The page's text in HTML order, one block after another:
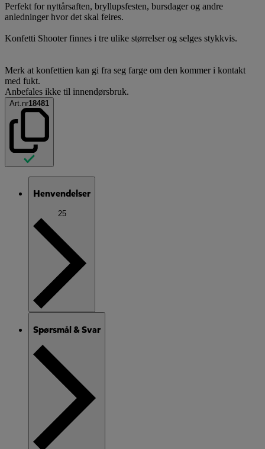
Perfekt for nyttårsaften, bryllupsfesten, bursdager og andre
anledninger hvor det skal feires.
Konfetti Shooter finnes i tre ulike størrelser og selges stykkvis.
Merk at konfettien kan gi fra seg farge om den kommer i kontakt
med fukt.
Anbefales ikke til innendørsbruk.
Art.nr18481
Henvendelser
25
Spørsmål & Svar